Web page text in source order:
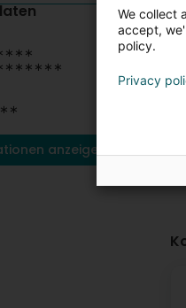
anzeigen
We collect
accept,
policy.
Privacy